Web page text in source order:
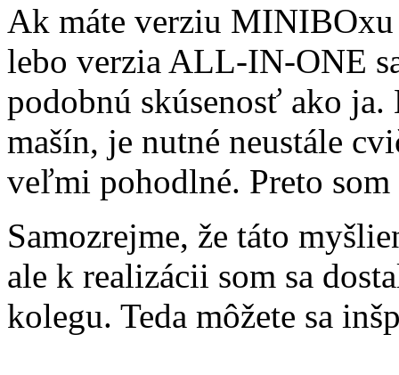
Ak máte verziu
lebo verzia ALL-IN-ONE
podobnú skúsenosť ako ja.
mašín, je nutné neustále
veľmi pohodlné. Preto
Samozrejme, že táto
ale k realizácii som sa
kolegu. Teda môžete sa